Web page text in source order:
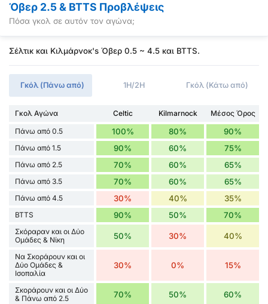
Όβερ 2.5 & BTTS Προβλέψεις
Πόσα γκολ σε αυτόν τον αγώνα;
Σέλτικ και Κιλμάρνοκ's Όβερ 0.5 ~ 4.5 και BTTS.
Γκόλ (Πάνω από) 1H/2H Γκόλ (Κάτω από)
Γκολ Αγώνα Celtic Kilmarnock
Μέσος Όρος
Πάνω από 0.5
100% 80% 90%
Πάνω από 1.5 90% 60% 75%
Πάνω από 2.5 70% 60% 65%
Πάνω από 3.5 70% 60% 65%
Πάνω από 4.5 30% 40% 35%
BTTS 90% 50% 70%
Σκόραραν και οι Δύο
Ομάδες & Νίκη
50% 30% 40%
Να Σκοράρουν και οι
Δύο Ομάδες &
Ισοπαλία
30% 0% 15%
Σκοράρουν και οι Δύο
& Πάνω από 2.5
70% 50% 60%